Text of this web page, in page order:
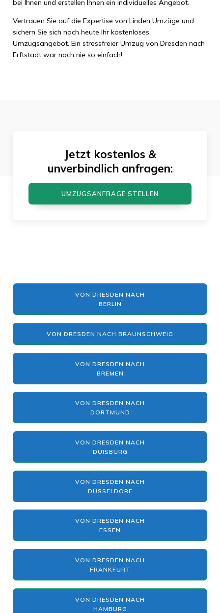
bei Ihnen und erstellen Ihnen ein individuelles Angebot.
Vertrauen Sie auf die Expertise von Linden Umzüge und
sichern Sie sich noch heute Ihr kostenloses
Umzugsangebot. Ein stressfreier Umzug von Dresden nach
Erftstadt war noch nie so einfach!
Jetzt kostenlos &
unverbindlich anfragen:
UMZUGSANFRAGE STELLEN
VON DRESDEN NACH
BERLIN
VON DRESDEN NACH BRAUNSCHWEIG
VON DRESDEN NACH
BREMEN
VON DRESDEN NACH
DORTMUND
VON DRESDEN NACH
DUISBURG
VON DRESDEN NACH
DÜSSELDORF
VON DRESDEN NACH
ESSEN
VON DRESDEN NACH
FRANKFURT
VON DRESDEN NACH
HAMBURG